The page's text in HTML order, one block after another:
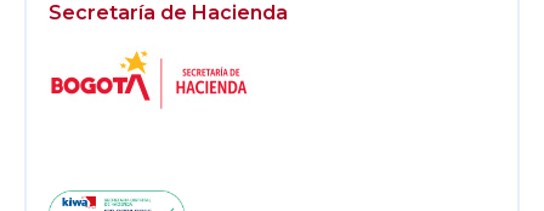
Secretaría de Hacienda